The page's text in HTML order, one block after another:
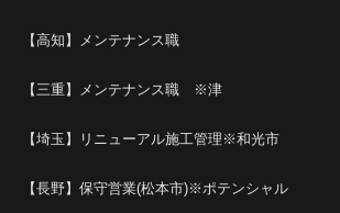
【高知】メンテナンス職
【三重】メンテナンス職 ※津
【埼玉】リニューアル施工管理※和光市
【長野】保守営業(松本市)※ポテンシャル